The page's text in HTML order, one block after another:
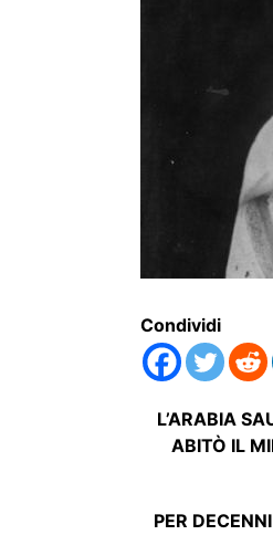
Condividi
L’ARABIA
ABITÒ IL
PER